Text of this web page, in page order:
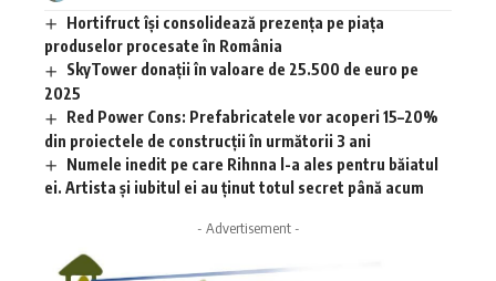
Hortifruct își consolidează prezența pe piața
produselor procesate în România
SkyTower donații în valoare de 25.500 de euro pe
2025
Red Power Cons: Prefabricatele vor acoperi 15–20%
din proiectele de construcții în următorii 3 ani
Numele inedit pe care Rihnna l-a ales pentru băiatul
ei. Artista și iubitul ei au ținut totul secret până acum
- Advertisement -